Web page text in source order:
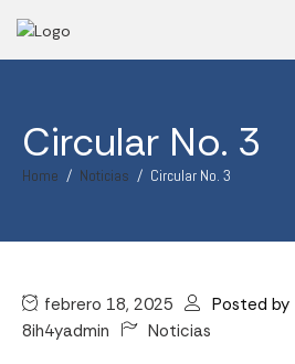
Circular No. 3
Home Noticias Circular No. 3
febrero 18, 2025
Posted by
8ih4yadmin
Noticias